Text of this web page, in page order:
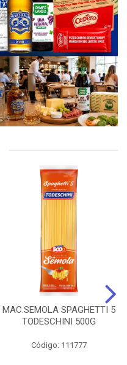
MAC.SEMOLA SPAGHETTI 5
TODESCHINI 500G
Código: 111777